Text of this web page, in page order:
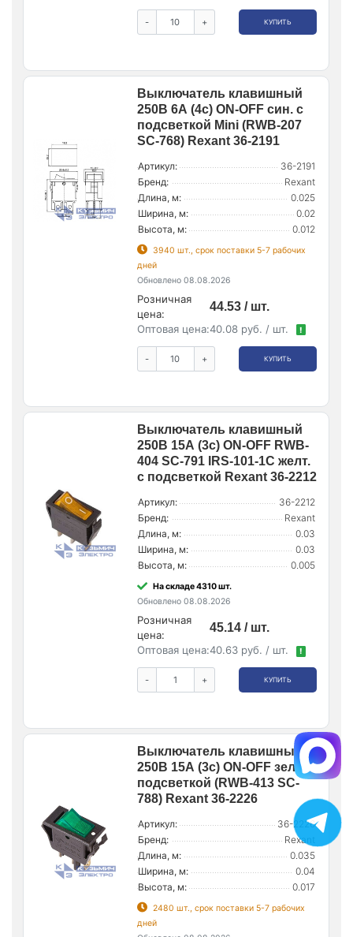
- + КУПИТЬ
Выключатель клавишный
250В 6А (4с) ON-OFF син. с
подсветкой Mini (RWB-207
SC-768) Rexant 36-2191
Артикул:
36-2191
Бренд:
Rexant
Длина, м:
0.025
Ширина, м:
0.02
Высота, м:
0.012
3940 шт., срок поставки 5-7 рабочих
дней
Обновлено 08.08.2026
Розничная
цена:
44.53 / шт.
Оптовая цена:40.08 руб. / шт. !
- + КУПИТЬ
Выключатель клавишный
250В 15А (3с) ON-OFF RWB-
404 SC-791 IRS-101-1C желт.
с подсветкой Rexant 36-2212
Артикул:
36-2212
Бренд:
Rexant
Длина, м:
0.03
Ширина, м:
0.03
Высота, м:
0.005
На складе 4310 шт.
Обновлено 08.08.2026
Розничная
цена:
45.14 / шт.
Оптовая цена:40.63 руб. / шт. !
- + КУПИТЬ
Выключатель клавишный
250В 15А (3с) ON-OFF зел. с
подсветкой (RWB-413 SC-
788) Rexant 36-2226
Артикул:
36-2226
Бренд:
Rexant
Длина, м:
0.035
Ширина, м:
0.04
Высота, м:
0.017
2480 шт., срок поставки 5-7 рабочих
дней